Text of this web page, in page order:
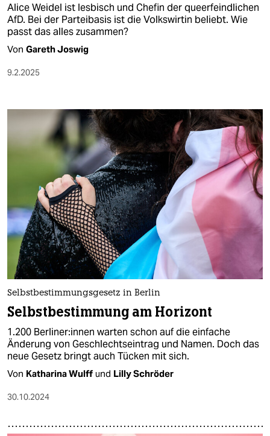
Alice Weidel ist lesbisch und Chefin der queerfeindlichen
AfD. Bei der Parteibasis ist die Volkswirtin beliebt. Wie
passt das alles zusammen?
Von Gareth Joswig
9.2.2025
Selbstbestimmungsgesetz in Berlin
Selbstbestimmung am Horizont
1.200 Ber­li­ne­r:in­nen warten schon auf die einfache
Änderung von Geschlechtseintrag und Namen. Doch das
neue Gesetz bringt auch Tücken mit sich.
Von Katharina Wulff und Lilly Schröder
30.10.2024